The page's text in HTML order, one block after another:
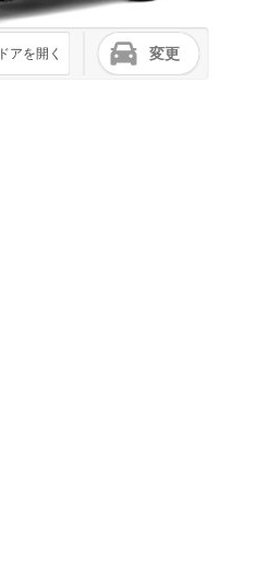
ドアを開く 変更